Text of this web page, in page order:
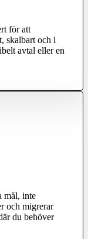
för att
skalbart och i
avtal eller en
mål, inte
och migrerar
du behöver